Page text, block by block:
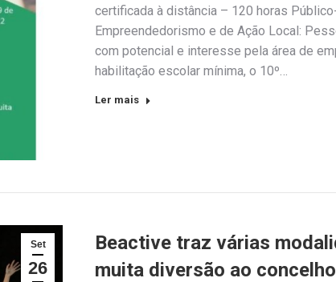
certificada à distância – 120 horas
Empreendedorismo e de Ação Local:
com potencial e interesse pela área de
habilitação escolar mínima, o 10º…
Ler mais
Set
26
Beactive traz várias
muita diversão ao